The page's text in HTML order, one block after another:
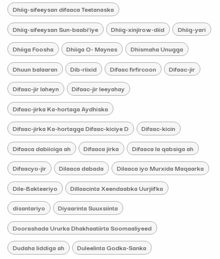
Dhiig-sifeeysan difaaca Teetanaska
Dhiig-sifeeysan Sun-baabi’iye Dhiig-xinjirow-diid Dhiig-yari
Dhiiga Foosha Dhiiga O- Maynas Dhismaha Unugga
Dhuun balaaran Dib-riixid Difaac firfircoon Difaac-jir
Difaac-jir laheyn Difaac-jir leeyahay
Difaac-jirka Ka-hortaga Aydhiska
Difaac-jirka Ka-hortagga Difaac-kiciye D Difaac-kicin
Difaaca dabiiciga ah Difaaca jirka Difaaca la qabsiga ah
Difaacyo-jir Dilaaca dabada Dilaaca iyo Murxida Maqaarka
Dile-Bakteeriyo Dillaacinta Xeendaabka Uurjiifka
disantariyo Diyaarinta Suuxsiinta
Doorashada Ururka Dhakhaatiirta Soomaaliyeed
Dudaha liddiga ah Duleelinta Godka-Sanka